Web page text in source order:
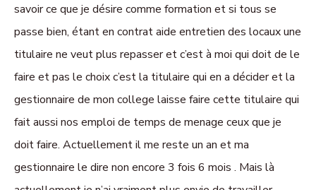
savoir ce que je désire comme formation et si tous se
passe bien, étant en contrat aide entretien des locaux une
titulaire ne veut plus repasser et c’est à moi qui doit de le
faire et pas le choix c’est la titulaire qui en a décider et la
gestionnaire de mon college laisse faire cette titulaire qui
fait aussi nos emploi de temps de menage ceux que je
doit faire. Actuellement il me reste un an et ma
gestionnaire le dire non encore 3 fois 6 mois . Mais là